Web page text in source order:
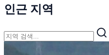
인근 지역